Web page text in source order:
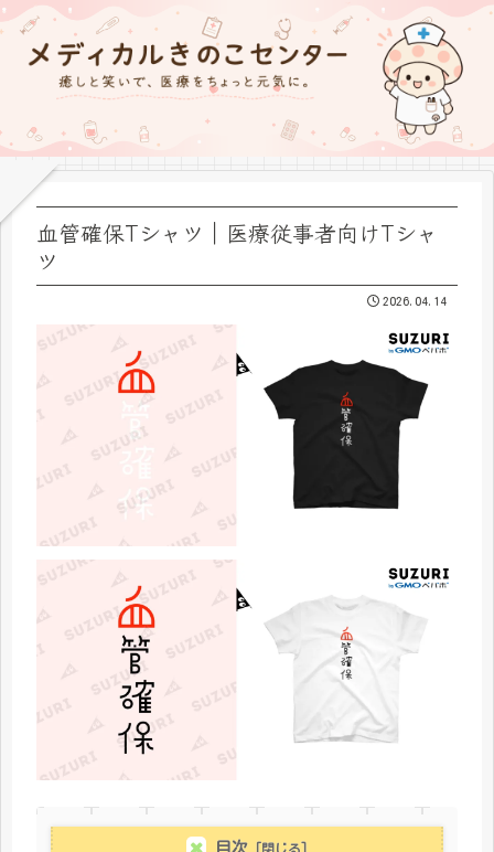
血管確保Tシャツ｜医療従事者向けTシャ
ツ
2026.04.14
目次